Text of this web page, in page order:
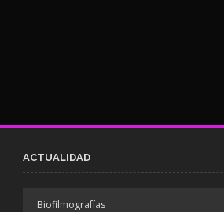
ACTUALIDAD
Biofilmografías